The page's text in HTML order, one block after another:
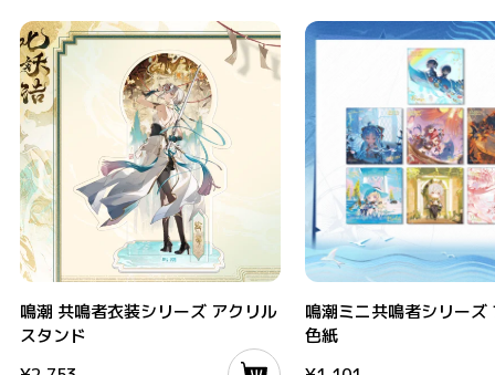
鳴潮 共鳴者衣装シリーズ アクリル
スタンド
鳴潮ミニ共鳴者シリーズ
色紙